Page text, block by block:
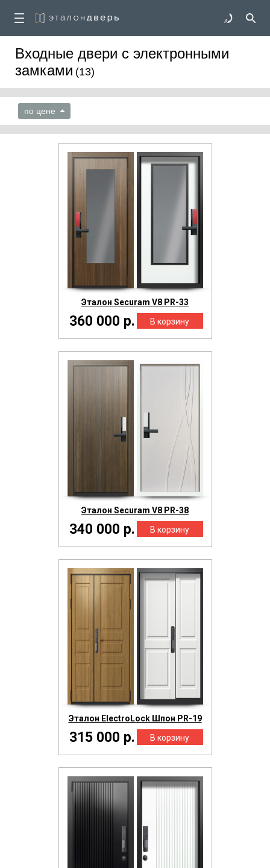
Входные двери с электронными
замками (13)
по цене
Эталон Securam V8 PR-33
360 000 р.
Эталон Securam V8 PR-38
340 000 р.
Эталон ElectroLock Шпон PR-19
315 000 р.